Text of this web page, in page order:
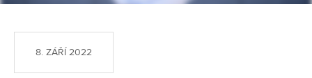
8. ZÁŘÍ 2022